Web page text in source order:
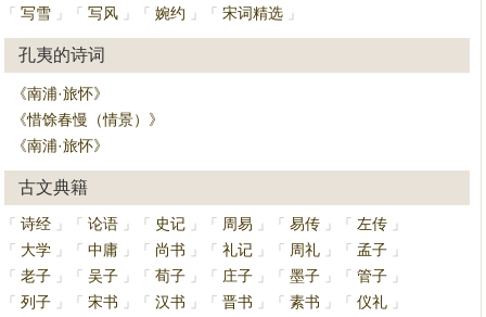
「 写雪 」 「 写风 」 「 婉约 」 「 宋词精选 」
孔夷的诗词
《南浦·旅怀》
《惜馀春慢（情景）》
《南浦·旅怀》
古文典籍
「 诗经 」 「 论语 」 「 史记 」 「 周易 」 「 易传 」 「 左传 」
「
大学 」 「 中庸 」 「 尚书 」 「 礼记 」 「 周礼 」 「 孟子 」
「
老子 」 「 吴子 」 「 荀子 」 「 庄子 」 「 墨子 」 「 管子 」
「
列子 」 「 宋书 」 「 汉书 」 「 晋书 」 「 素书 」 「 仪礼 」